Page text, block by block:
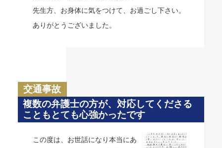
先生方、お身体に気をつけて、お過ごし下さい。
ありがとうございました。
交通事故
複数の弁護士の方が、対応してくださる
こともとても心強かったです
この度は、お世話になり本当にあ